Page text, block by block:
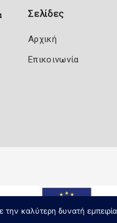
Σελίδες
Αρχική
Επικοινωνία
καλύτερη δυνατή